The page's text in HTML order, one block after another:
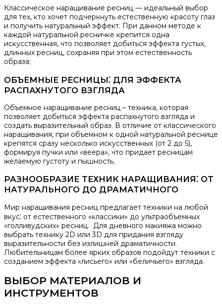
Классическое наращивание ресниц — идеальный выбор
для тех, кто хочет подчеркнуть естественную красоту глаз
и получить натуральный эффект.​ При данном методе к
каждой натуральной ресничке крепится одна
искусственная, что позволяет добиться эффекта густых,
длинных ресниц, сохраняя при этом естественность
образа;
ОБЪЕМНЫЕ РЕСНИЦЫ⁚ ДЛЯ ЭФФЕКТА
РАСПАХНУТОГО ВЗГЛЯДА
Объемное наращивание ресниц – техника, которая
позволяет добиться эффекта распахнутого взгляда и
создать выразительный образ. В отличие от классического
наращивания, при объемном к одной натуральной реснице
крепятся сразу несколько искусственных (от 2 до 5),
формируя пучки или «веера», что придает ресницам
желаемую густоту и пышность.​
РАЗНООБРАЗИЕ ТЕХНИК НАРАЩИВАНИЯ⁚ ОТ
НАТУРАЛЬНОГО ДО ДРАМАТИЧНОГО
Мир наращивания ресниц предлагает техники на любой
вкус⁚ от естественного «классики» до ультраобъемных
«голливудских» ресниц.​ Для дневного макияжа можно
выбрать технику 2D или 3D для придания взгляду
выразительности без излишней драматичности.​
Любительницам более ярких образов подойдут техники с
созданием эффекта «лисьего» или «беличьего» взгляда.​
ВЫБОР МАТЕРИАЛОВ И
ИНСТРУМЕНТОВ